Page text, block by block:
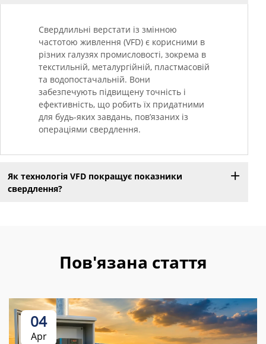
Свердлильні верстати із змінною
частотою живлення (VFD) є корисними в
різних галузях промисловості, зокрема в
текстильній, металургійній, пластмасовій
та водопостачальній. Вони
забезпечують підвищену точність і
ефективність, що робить їх придатними
для будь-яких завдань, пов’язаних із
операціями свердлення.
Як технологія VFD покращує показники
свердлення?
Пов'язана стаття
04
Apr